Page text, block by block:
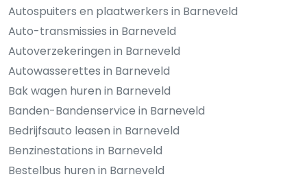
Autospuiters en plaatwerkers in Barneveld
Auto-transmissies in Barneveld
Autoverzekeringen in Barneveld
Autowasserettes in Barneveld
Bak wagen huren in Barneveld
Banden-Bandenservice in Barneveld
Bedrijfsauto leasen in Barneveld
Benzinestations in Barneveld
Bestelbus huren in Barneveld